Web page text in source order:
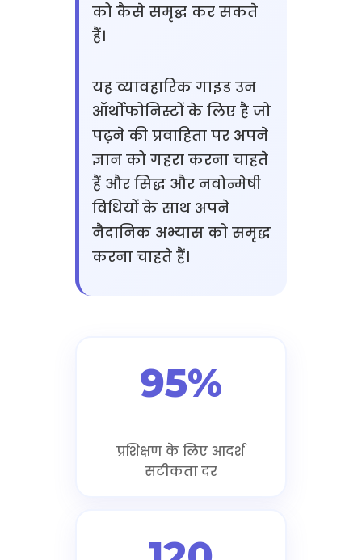
को कैसे समृद्ध कर सकते
हैं।
यह व्यावहारिक गाइड उन
ऑर्थोफोनिस्टों के लिए है जो
पढ़ने की प्रवाहिता पर अपने
ज्ञान को गहरा करना चाहते
हैं और सिद्ध और नवोन्मेषी
विधियों के साथ अपने
नैदानिक अभ्यास को समृद्ध
करना चाहते हैं।
95%
प्रशिक्षण के लिए आदर्श
सटीकता दर